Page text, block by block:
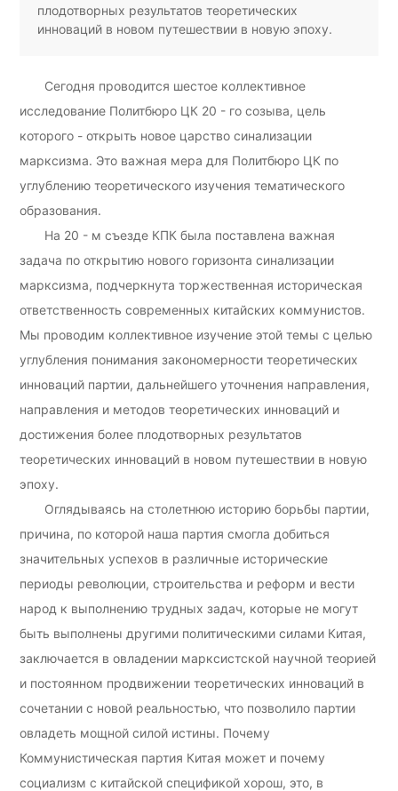
плодотворных результатов теоретических
инноваций в новом путешествии в новую эпоху.
Сегодня проводится шестое коллективное
исследование Политбюро ЦК 20 - го созыва, цель
которого - открыть новое царство синализации
марксизма. Это важная мера для Политбюро ЦК по
углублению теоретического изучения тематического
образования.
На 20 - м съезде КПК была поставлена важная
задача по открытию нового горизонта синализации
марксизма, подчеркнута торжественная историческая
ответственность современных китайских коммунистов.
Мы проводим коллективное изучение этой темы с целью
углубления понимания закономерности теоретических
инноваций партии, дальнейшего уточнения направления,
направления и методов теоретических инноваций и
достижения более плодотворных результатов
теоретических инноваций в новом путешествии в новую
эпоху.
Оглядываясь на столетнюю историю борьбы партии,
причина, по которой наша партия смогла добиться
значительных успехов в различные исторические
периоды революции, строительства и реформ и вести
народ к выполнению трудных задач, которые не могут
быть выполнены другими политическими силами Китая,
заключается в овладении марксистской научной теорией
и постоянном продвижении теоретических инноваций в
сочетании с новой реальностью, что позволило партии
овладеть мощной силой истины. Почему
Коммунистическая партия Китая может и почему
социализм с китайской спецификой хорош, это, в